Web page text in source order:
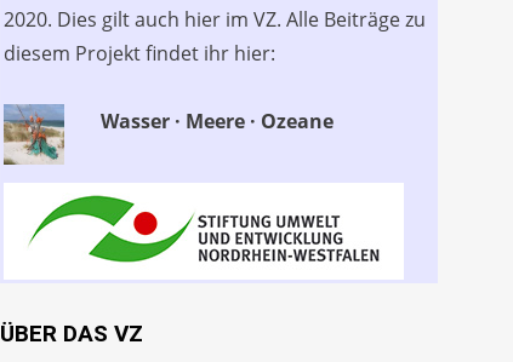
2020. Dies gilt auch hier im VZ. Alle Beiträge zu
diesem Projekt findet ihr hier:
Wasser · Meere · Ozeane
ÜBER DAS VZ